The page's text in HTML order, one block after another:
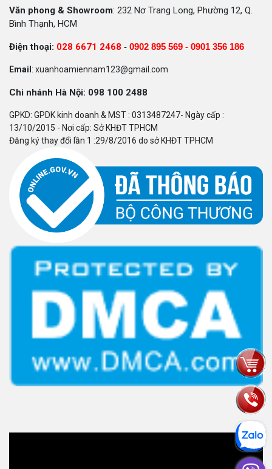
Văn phong & Showroom: 232 Nơ Trang Long, Phường 12, Q.
Bình Thạnh, HCM
Điện thoại: 028 6671 2468 - 0902 895 569 - 0901 356 186
Email : xuanhoamiennam123@gmail.com
Chi nhánh Hà Nội: 098 100 2488
GPKD: GPDK kinh doanh & MST : 0313487247- Ngày cấp :
13/10/2015 - Nơi cấp: Sở KHĐT TPHCM
Đăng ký thay đổi lần 1 :29/8/2016 do sở KHĐT TPHCM